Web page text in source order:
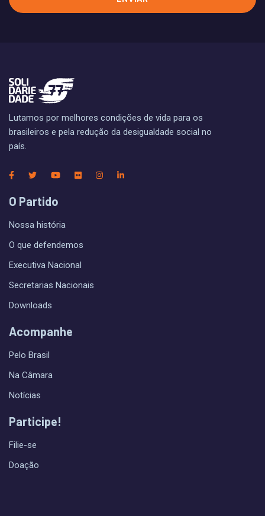
Lutamos por melhores condições de vida para os
brasileiros e pela redução da desigualdade social no
país.
O Partido
Nossa história
O que defendemos
Executiva Nacional
Secretarias Nacionais
Downloads
Acompanhe
Pelo Brasil
Na Câmara
Notícias
Participe!
Filie-se
Doação